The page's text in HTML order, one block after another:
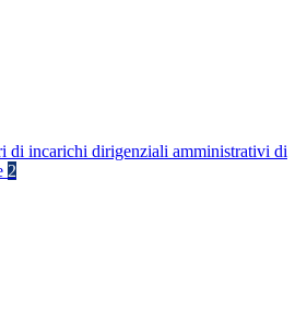
di incarichi dirigenziali amministrativi di
2